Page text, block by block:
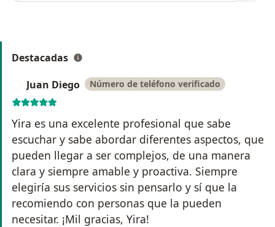
Destacadas
Juan Diego Número de teléfono verificado
Yira es una excelente profesional que sabe
escuchar y sabe abordar diferentes aspectos, que
pueden llegar a ser complejos, de una manera
clara y siempre amable y proactiva. Siempre
elegiría sus servicios sin pensarlo y sí que la
recomiendo con personas que la pueden
necesitar. ¡Mil gracias, Yira!